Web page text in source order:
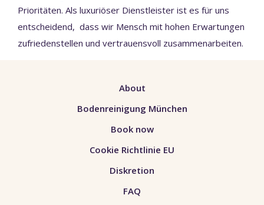
Prioritäten. Als luxuriöser Dienstleister ist es für uns
entscheidend, dass wir Mensch mit hohen Erwartungen
zufriedenstellen und vertrauensvoll zusammenarbeiten.
About
Bodenreinigung München
Book now
Cookie Richtlinie EU
Diskretion
FAQ